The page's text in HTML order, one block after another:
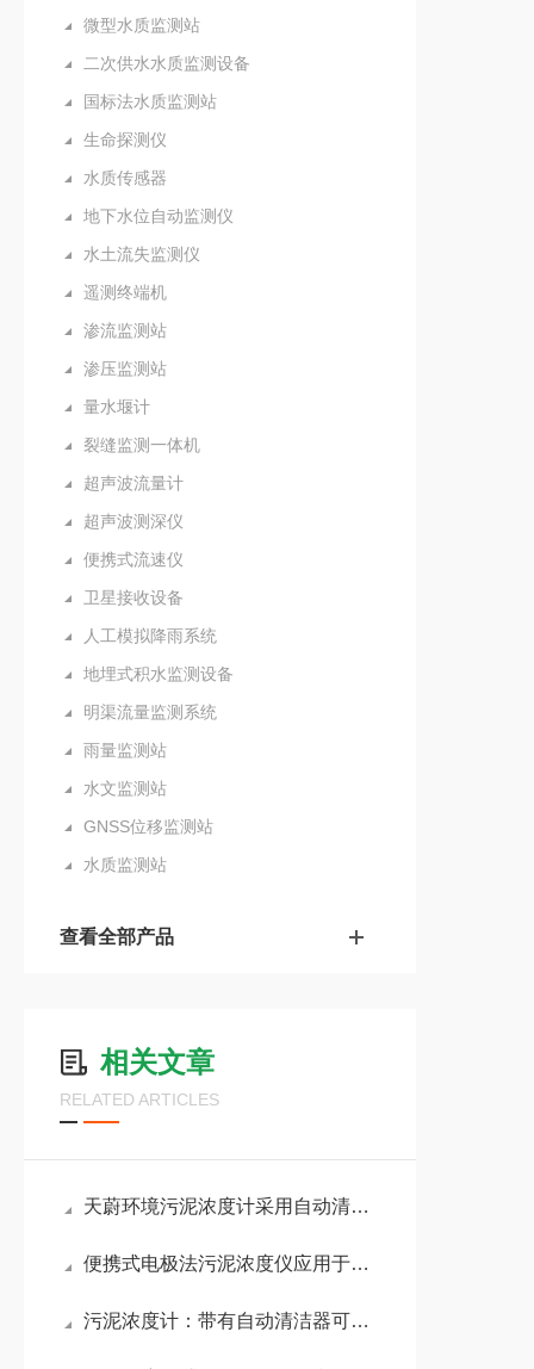
微型水质监测站
二次供水水质监测设备
国标法水质监测站
生命探测仪
水质传感器
地下水位自动监测仪
水土流失监测仪
遥测终端机
渗流监测站
渗压监测站
量水堰计
裂缝监测一体机
超声波流量计
超声波测深仪
便携式流速仪
卫星接收设备
人工模拟降雨系统
地埋式积水监测设备
明渠流量监测系统
雨量监测站
水文监测站
GNSS位移监测站
水质监测站
查看全部产品
相关文章
RELATED ARTICLES
天蔚环境污泥浓度计采用自动清洗+多光束补偿，告别误差与频繁维护！
便携式电极法污泥浓度仪应用于：污水处理厂、工业废水排放口等恶劣现场
污泥浓度计：带有自动清洁器可避免生物附着与光窗污染，保障数据稳定